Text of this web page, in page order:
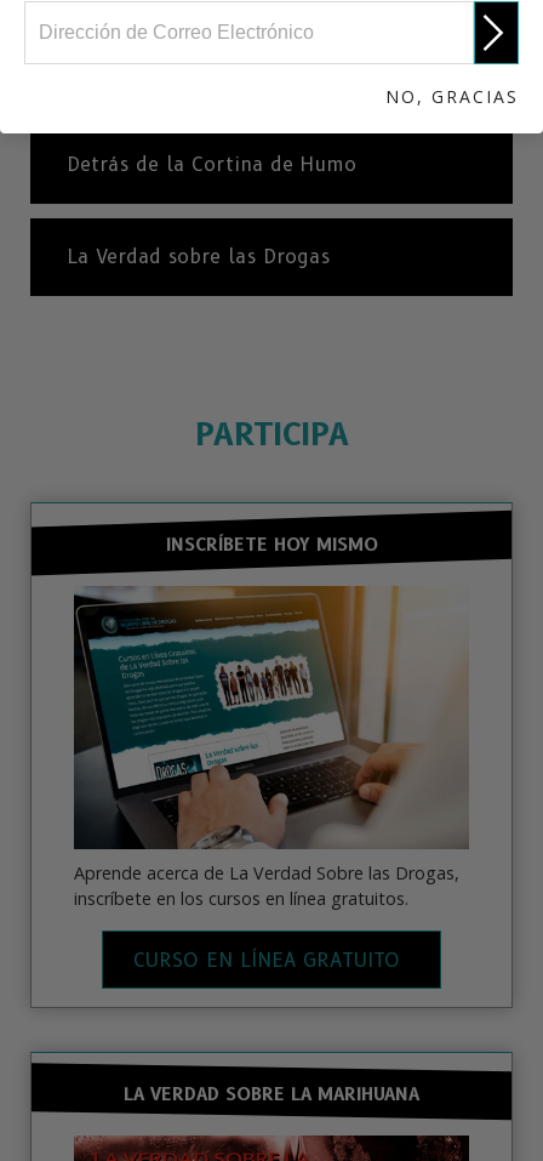
En el Camino al Abuso de las Drogas
Detrás de la Cortina de Humo
La Verdad sobre las Drogas
PARTICIPA
INSCRÍBETE HOY MISMO
Aprende acerca de La Verdad Sobre las Drogas,
inscríbete en los cursos en línea gratuitos.
CURSO EN LÍNEA GRATUITO
LA VERDAD SOBRE LA MARIHUANA
NO, GRACIAS